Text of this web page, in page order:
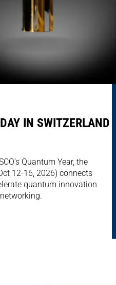
IN SWITZERLAND
Quantum Year, the
12-16, 2026) connects
quantum innovation